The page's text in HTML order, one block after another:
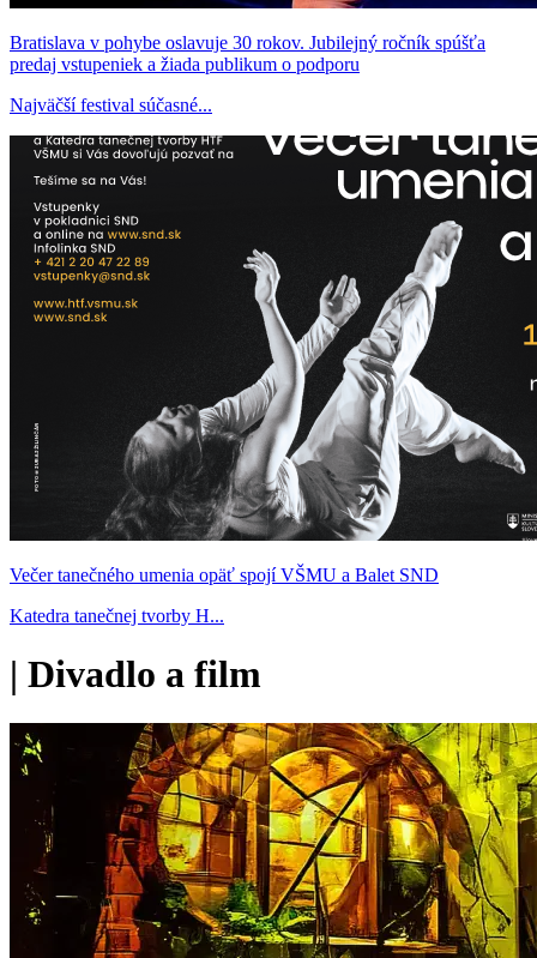
Bratislava v pohybe oslavuje 30 rokov. Jubilejný ročník spúšťa
predaj vstupeniek a žiada publikum o podporu
Najväčší festival súčasné...
Večer tanečného umenia opäť spojí VŠMU a Balet SND
Katedra tanečnej tvorby H...
| Divadlo a film